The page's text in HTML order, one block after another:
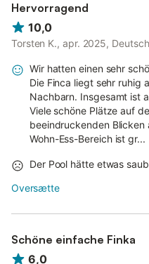
Hervorragend
10,0
Torsten K., apr. 2025,
Wir hatten einen sehr
Die Finca liegt sehr ruhig
Nachbarn. Insgesamt ist
Viele schöne Plätze auf
beeindruckenden Blicken
Wohn-Ess-Bereich ist gr...
Der Pool hätte etwas
Oversætte
Schöne einfache Finka
6,0